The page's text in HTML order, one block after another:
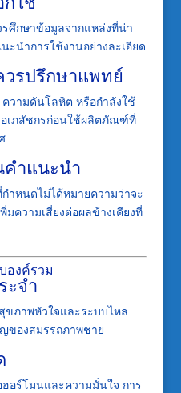
ศึกษาข้อมูลจากแหล่งที่น่า
ะนำการใช้งานอย่างละเอียด
รปรึกษาแพทย์
วามดันโลหิต หรือกำลังใช้
เภสัชกรก่อนใช้ผลิตภัณฑ์ที่
คำแนะนำ
ำหนดไม่ได้หมายความว่าจะ
ความเสี่ยงต่อผลข้างเคียงที่
องค์รวม
ะจำ
ขภาพหัวใจและระบบไหล
ของสมรรถภาพชาย
อร์โมนและความมั่นใจ การ